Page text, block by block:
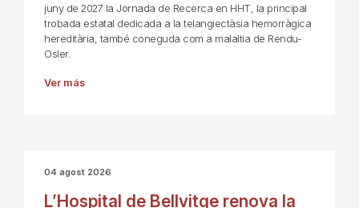
juny de 2027 la Jornada de Recerca en HHT, la principal
trobada estatal dedicada a la telangiectàsia hemorràgica
hereditària, també coneguda com a malaltia de Rendu-
Osler.
Ver más
04 agost 2026
L’Hospital de Bellvitge renova la